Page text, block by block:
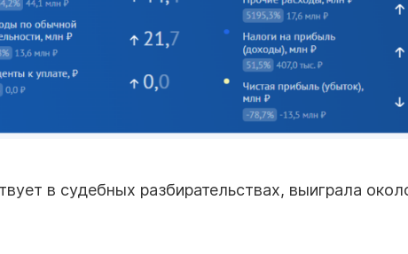
в судебных разбирательствах, выиграла